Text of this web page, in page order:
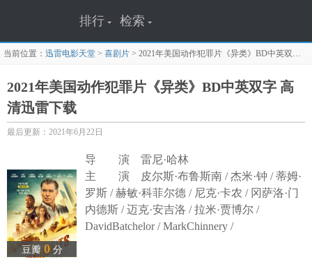
排行 检索
当前位置： 迅雷电影天堂 > 喜剧片 > 2021年美国动作犯罪片《异类》BD中英双字
2021年美国动作犯罪片《异类》BD中英双字 高
清迅雷下载
最后更新：2021年6月22日
豆瓣 0分
导 演 雷尼·哈林
主 演 皮尔斯·布鲁斯南 / 杰米·钟 / 蒂姆·
罗斯 / 赫敏·科菲尔德 / 尼克·卡农 / 冈萨洛·门
内德斯 / 迈克·安吉洛 / 拉米·贾博尔 /
DavidBatchelor / MarkChinnery /